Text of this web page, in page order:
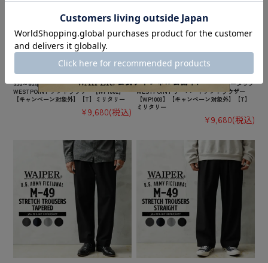
【即日出荷対応】WAIPER.inc フランス軍 1
950～60年代 M-52 ヴィンテージ ツータック
WESTPOINT チノトラウザー【WP1002】
【キャンペーン対象外】【T】ミリタリー
¥9,680(税込)
【即日出荷対応】WAIPER.inc フランス軍 1
950～60年代 M-52 ヴィンテージ ツータック
WESTPOINT テーパードチノトラウザー
【WP1003】【キャンペーン対象外】【T】
ミリタリー
¥9,680(税込)